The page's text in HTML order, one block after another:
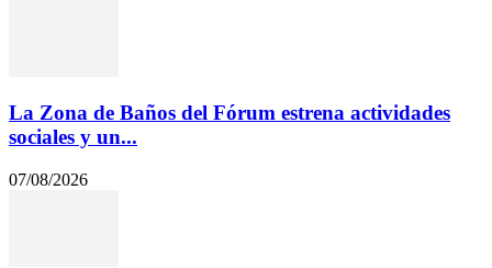
La Zona de Baños del Fórum estrena actividades
sociales y un...
07/08/2026